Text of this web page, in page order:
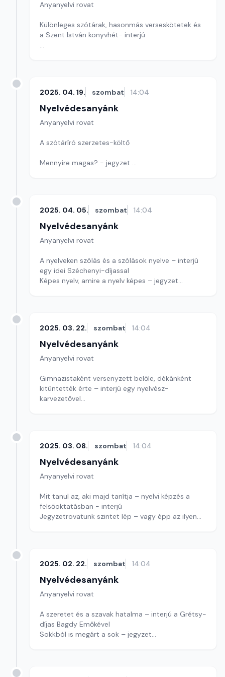
Anyanyelvi rovat
Különleges szótárak, hasonmás verseskötetek és
a Szent István könyvhét- interjú
2025. 04. 19. szombat 14:04
Nyelvédesanyánk
Anyanyelvi rovat
A szótáríró szerzetes-költő
Mennyire magas? - jegyzet
2025. 04. 05. szombat 14:04
Nyelvédesanyánk
Anyanyelvi rovat
A nyelveken szólás és a szólások nyelve – interjú
egy idei Széchenyi-díjassal
Képes nyelv, amire a nyelv képes – jegyzet
2025. 03. 22.
szombat 14:04
Nyelvédesanyánk
Anyanyelvi rovat
Gimnazistaként versenyzett belőle, dékánként
kitüntették érte – interjú egy nyelvész-
karvezetővel
Szerkesztő: Nagy György András
2025. 03. 08. szombat 14:04
Nyelvédesanyánk
Anyanyelvi rovat
Mit tanul az, aki majd tanítja – nyelvi képzés a
felsőoktatásban - interjú
Jegyzetrovatunk szintet lép – vagy épp az ilyen
Szerkesztő: Nagy György András
2025. 02. 22. szombat 14:04
Nyelvédesanyánk
Anyanyelvi rovat
A szeretet és a szavak hatalma – interjú a Grétsy-
díjas Bagdy Emőkével
Sokkból is megárt a sok – jegyzet